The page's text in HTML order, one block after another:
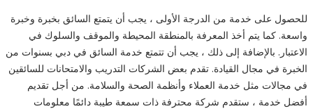
للحصول على خدمة من الدرجة الأولى ، يجب أن يتمتع السائق بخبرة وخبرة
واسعة. كما يتم أخذ المعرفة بالمنطقة المحيطة والموقف والسلوك في
الاعتبار. بالإضافة إلى ذلك ، يجب أن تتمتع خدمة السائق في دبي بسنوات من
الخبرة في مجال القيادة. تقدم بعض الشركات التدريب والامتحانات للسائقين
في مجالات مثل خدمة العملاء وأنظمة الصحة والسلامة. من أجل تقديم
أفضل خدمة ، ستقدم شركة محترفة ذات سمعة طيبة دائمًا معلومات